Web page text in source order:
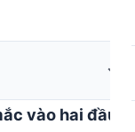
vào hai đầu